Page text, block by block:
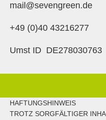
mail@sevengreen.de
+49 (0)40 43216277
Umst ID DE278030763
HAFTUNGSHINWEIS
TROTZ SORGFÄLTIGER